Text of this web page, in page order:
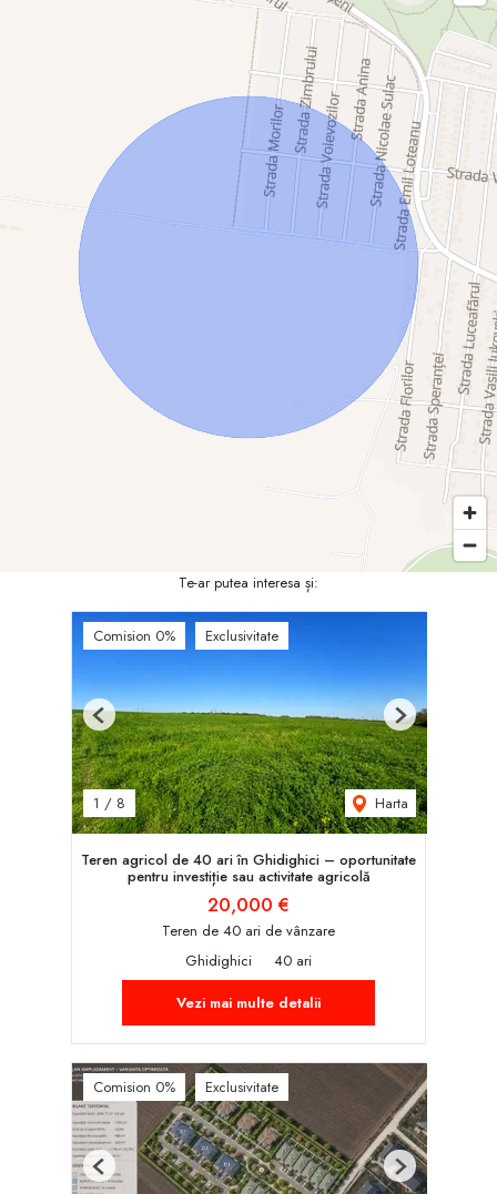
Te-ar putea interesa și:
Comision 0% Exclusivitate
1 / 8 Harta
Previous Next
Teren agricol de 40 ari în Ghidighici – oportunitate
pentru investiție sau activitate agricolă
20,000 €
Teren de 40 ari de vânzare
Ghidighici
40 ari
Vezi mai multe detalii
Comision 0% Exclusivitate
Previous Next